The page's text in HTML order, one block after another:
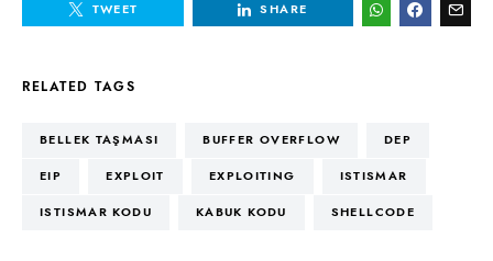
TWEET SHARE
RELATED TAGS
BELLEK TAŞMASI BUFFER OVERFLOW DEP
EIP EXPLOIT EXPLOITING ISTISMAR
ISTISMAR KODU KABUK KODU SHELLCODE